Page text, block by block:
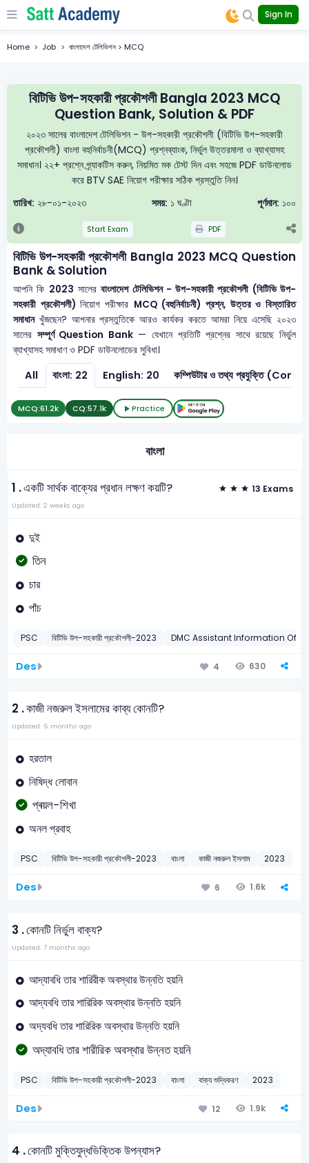
Sign In
Home Job বাংলাদেশ টেলিভিশন > MCQ
বিটিভি উপ-সহকারী প্রকৌশলী Bangla 2023 MCQ
Question Bank, Solution & PDF
২০২৩ সালের বাংলাদেশ টেলিভিশন - উপ-সহকারী প্রকৌশলী (বিটিভি উপ-সহকারী
প্রকৌশলী) বাংলা বহুনির্বাচনী(MCQ) প্রশ্নব্যাংক, নির্ভুল উত্তরমালা ও ব্যাখ্যাসহ
সমাধান। ২২+ প্রশ্নে প্র্যাকটিস করুন, নিয়মিত মক টেস্ট দিন এবং সহজে PDF ডাউনলোড
করে BTV SAE নিয়োগ পরীক্ষার সঠিক প্রস্তুতি নিন।
তারিখ: ২৮-০১-২০২৩ সময়: ১ ঘণ্টা পূর্ণমান: ১০০
Start Exam PDF
বিটিভি উপ-সহকারী প্রকৌশলী Bangla 2023 MCQ Question
Bank & Solution
আপনি কি 2023 সালেরবাংলাদেশ টেলিভিশন - উপ-সহকারী প্রকৌশলী (বিটিভি উপ-
সহকারী প্রকৌশলী) নিয়োগ পরীক্ষার MCQ (বহুনির্বাচনী) প্রশ্ন, উত্তর ও বিস্তারিত
সমাধানখুঁজছেন? আপনার প্রস্তুতিকে আরও কার্যকর করতে আমরা নিয়ে এসেছি ২০২৩
সালের সম্পূর্ণ Question Bank— যেখানে প্রতিটি প্রশ্নের সাথে রয়েছে নির্ভুল
ব্যাখ্যাসহ সমাধাণ ও PDF ডাউনলোডের সুবিধা।
All বাংলা: 22 English: 20 কম্পিউটার ও তথ্য প্রযুক্তি
MCQ:61.2k CQ:57.1k Practice
বাংলা
1 .একটি সার্থক বাক্যের প্রধান লক্ষণ কয়টি? 13 Exams
Updated: 2 weeks ago
দুই
তিন
চার
পাঁচ
PSC বিটিভি উপ-সহকারী প্রকৌশলী-2023 DMC Assistant Information
Des 4 630
2 .কাজী নজরুল ইসলামের কাব্য কোনটি?
Updated: 6 months ago
হরতাল
নিষিদ্ধ লোবান
প্ৰয়ল-শিখা
অনল প্রবাহ
PSC বিটিভি উপ-সহকারী প্রকৌশলী-2023 বাংলা কাজী নজরুল ইসলাম 2023
Des 6 1.6k
3 .কোনটি নির্ভুল বাক্য?
Updated: 7 months ago
আদ্যাবধি তার শারিরীক অবস্থার উন্নতি হয়নি
আদ্যবধি তার শারিরিক অবস্থার উন্নতি হয়নি
অদ্যবধি তার শারিরিক অবস্থার উন্নতি হয়নি
অদ্যাবধি তার শারীরিক অবস্থার উন্নত হয়নি
PSC বিটিভি উপ-সহকারী প্রকৌশলী-2023 বাংলা বাক্য শুদ্ধিকরণ 2023
Des 12 1.9k
4 .কোনটি মুক্তিযুদ্ধভিক্তিক উপন্যাস?